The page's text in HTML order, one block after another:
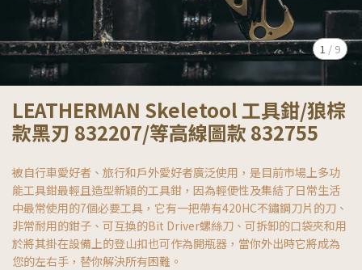
1 / 9
LEATHERMAN Skeletool 工具鉗/狼棕
款黑刃 832207/等高線圖款 832755
被自行車愛好者、旅行和戶外愛好者廣泛使用，是目前市場上多功
能工具鉗最輕且造型新穎的工具鉗，因為輕便性及集結了日常生活
中最常使用的7個必要工具，它有一把帶有420HC不鏽鋼刀片的刀、
非常耐用的鉗子、可互換的Bit Driver螺絲刀、可拆卸的口袋夾和用
於將其掛在設備上的登山扣也可作為開瓶器，當你外出時它將成為
您的左右手，替你解決所有困難。